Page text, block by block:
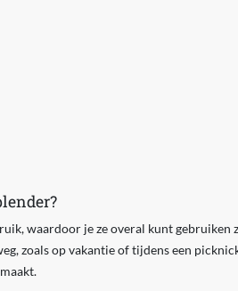
waardoor je ze overal kunt gebruiken
zoals op vakantie of tijdens een